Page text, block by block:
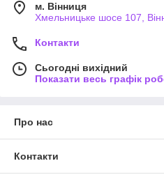
м. Вінниця
Хмельницьке шосе 107,
Контакти
Сьогодні вихідний
Показати весь графік
Про нас
Контакти